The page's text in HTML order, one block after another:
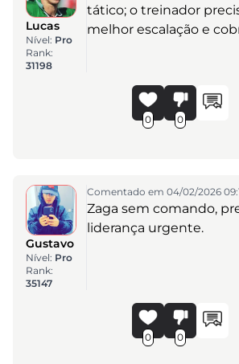
Lucas
Nível: Pro
Rank:
31198
tático; o treinador
melhor escalação e
0 0
Gustavo
Nível: Pro
Rank:
35147
Comentado em 04/02/2026
Zaga sem comando,
liderança urgente.
0 0